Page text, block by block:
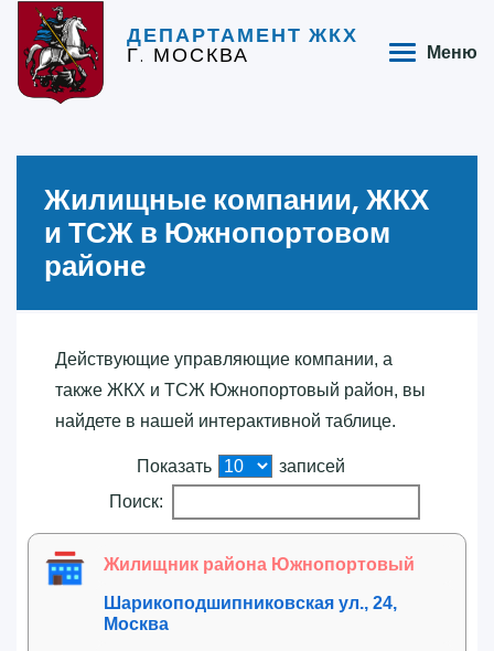
ДЕПАРТАМЕНТ ЖКХ
Г. МОСКВА Меню
Жилищные компании, ЖКХ
и ТСЖ в Южнопортовом
районе
Действующие управляющие компании, а
также ЖКХ и ТСЖ Южнопортовый район, вы
найдете в нашей интерактивной таблице.
Показать
записей
Поиск:
Жилищник района Южнопортовый
Шарикоподшипниковская ул., 24,
Москва